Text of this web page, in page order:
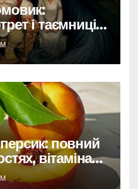
і таємниці
повний
вітамінах і